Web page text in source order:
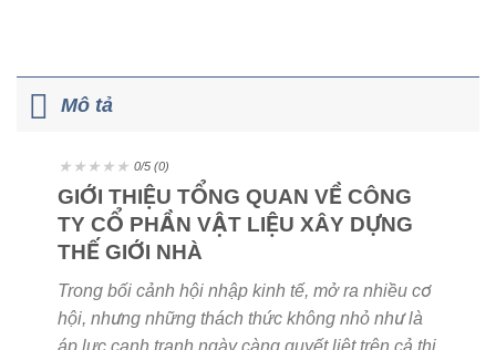
Mô tả
★ ★ ★ ★ ★ 0/5 (0)
GIỚI THIỆU TỔNG QUAN VỀ CÔNG
TY CỔ PHẦN VẬT LIỆU XÂY DỰNG
THẾ GIỚI NHÀ
Trong bối cảnh hội nhập kinh tế, mở ra nhiều cơ
hội, nhưng những thách thức không nhỏ như là
áp lực cạnh tranh ngày càng quyết liệt trên cả thị